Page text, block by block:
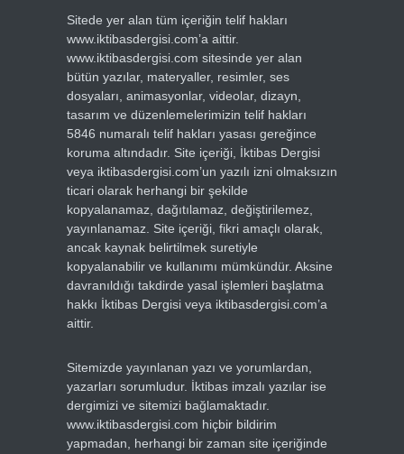
Sitede yer alan tüm içeriğin telif hakları
www.iktibasdergisi.com’a aittir.
www.iktibasdergisi.com sitesinde yer alan
bütün yazılar, materyaller, resimler, ses
dosyaları, animasyonlar, videolar, dizayn,
tasarım ve düzenlemelerimizin telif hakları
5846 numaralı telif hakları yasası gereğince
koruma altındadır. Site içeriği, İktibas Dergisi
veya iktibasdergisi.com’un yazılı izni olmaksızın
ticari olarak herhangi bir şekilde
kopyalanamaz, dağıtılamaz, değiştirilemez,
yayınlanamaz. Site içeriği, fikri amaçlı olarak,
ancak kaynak belirtilmek suretiyle
kopyalanabilir ve kullanımı mümkündür. Aksine
davranıldığı takdirde yasal işlemleri başlatma
hakkı İktibas Dergisi veya iktibasdergisi.com’a
aittir.
Sitemizde yayınlanan yazı ve yorumlardan,
yazarları sorumludur. İktibas imzalı yazılar ise
dergimizi ve sitemizi bağlamaktadır.
www.iktibasdergisi.com hiçbir bildirim
yapmadan, herhangi bir zaman site içeriğinde